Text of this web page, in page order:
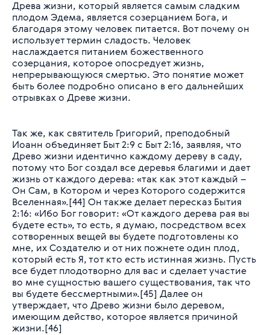
Древа жизни, который является самым сладким
плодом Эдема, является созерцанием Бога, и
благодаря этому человек питается. Вот почему он
использует термин сладость. Человек
наслаждается питанием божественного
созерцания, которое опосредует жизнь,
непрерывающуюся смертью. Это понятие может
быть более подробно описано в его дальнейших
отрывках о Древе жизни.
Так же, как святитель Григорий, преподобный
Иоанн объединяет Быт 2:9 с Быт 2:16, заявляя, что
Древо жизни идентично каждому дереву в саду,
потому что Бог создал все деревья благими и дает
жизнь от каждого дерева: «так как этот каждый –
Он Сам, в Котором и через Которого содержится
Вселенная».[44] Он также делает пересказ Бытия
2:16: «Ибо Бог говорит: «От каждого дерева рая вы
будете есть», то есть, я думаю, посредством всех
сотворенных вещей вы будете подготовлены ко
мне, их Создателю и от них пожнете один плод,
который есть Я, тот кто есть истинная жизнь. Пусть
все будет плодотворно для вас и сделает участие
во мне сущностью вашего существования, так что
вы будете бессмертными».[45] Далее он
утверждает, что Древо жизни было деревом,
имеющим действо, которое является причиной
жизни.[46]